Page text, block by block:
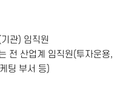
관) 임직원
전 산업계 임직원(투자운용,
팅 부서 등)